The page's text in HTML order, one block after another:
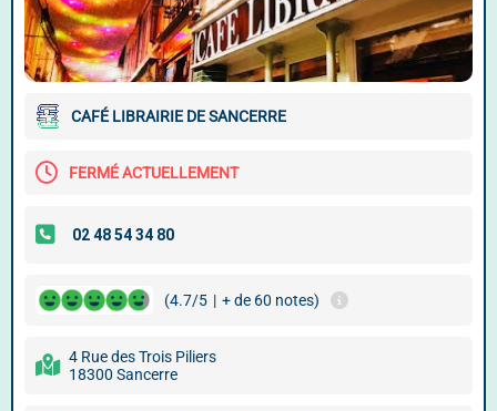
CAFÉ LIBRAIRIE DE SANCERRE
FERMÉ ACTUELLEMENT
(4.7/5 | + de 60 notes)
4 Rue des Trois Piliers
18300 Sancerre